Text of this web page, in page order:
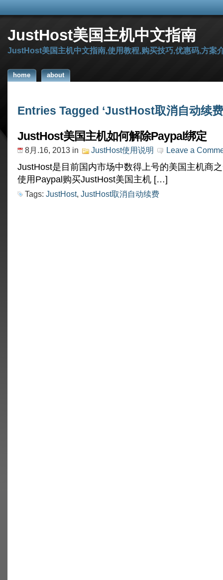
JustHost美国主机中文指南
JustHost美国主机中文指南,使用教程,购买技巧,优惠码,方案
home about
Entries Tagged ‘JustHost取消自动续费
JustHost美国主机如何解除Paypal绑定
8月.16, 2013 in JustHost使用说明 Leave a
JustHost是目前国内市场中数得上号的美国主机商
使用Paypal购买JustHost美国主机 […]
Tags: JustHost, JustHost取消自动续费